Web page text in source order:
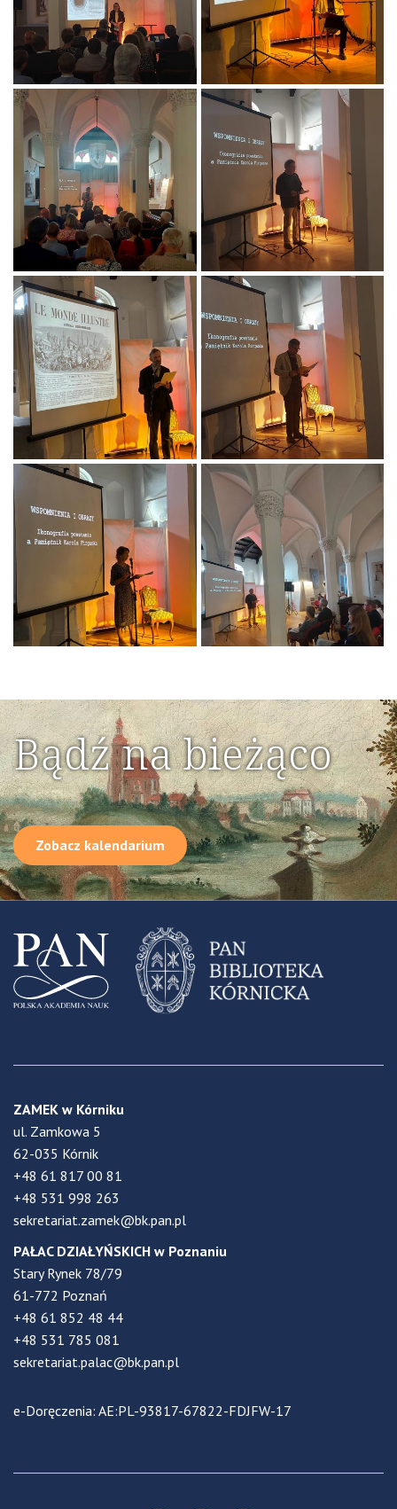
Bądź na bieżąco
Zobacz kalendarium
ZAMEK w Kórniku
ul. Zamkowa 5
62-035 Kórnik
+48 61 817 00 81
+48 531 998 263
sekretariat.zamek@bk.pan.pl
PAŁAC DZIAŁYŃSKICH w Poznaniu
Stary Rynek 78/79
61-772 Poznań
+48 61 852 48 44
+48 531 785 081
sekretariat.palac@bk.pan.pl
e-Doręczenia: AE:PL-93817-67822-FDJFW-17